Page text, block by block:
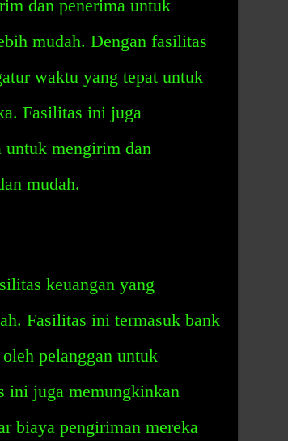
dan penerima untuk
mudah. Dengan fasilitas
waktu yang tepat untuk
Fasilitas ini juga
untuk mengirim dan
mudah.
keuangan yang
Fasilitas ini termasuk bank
pelanggan untuk
ini juga memungkinkan
biaya pengiriman mereka